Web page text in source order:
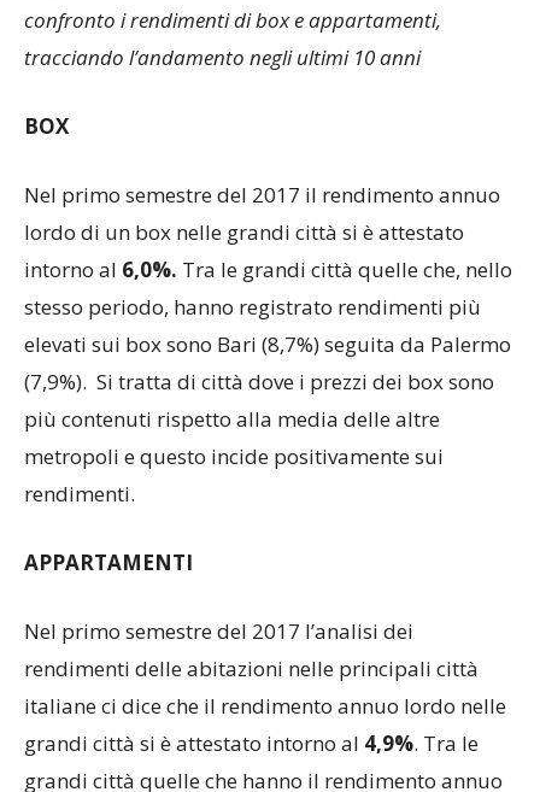
confronto i rendimenti di box e appartamenti,
tracciando l’andamento negli ultimi 10 anni
BOX
Nel primo semestre del 2017 il rendimento annuo
lordo di un box nelle grandi città si è attestato
intorno al 6,0%. Tra le grandi città quelle che, nello
stesso periodo, hanno registrato rendimenti più
elevati sui box sono Bari (8,7%) seguita da Palermo
(7,9%). Si tratta di città dove i prezzi dei box sono
più contenuti rispetto alla media delle altre
metropoli e questo incide positivamente sui
rendimenti.
APPARTAMENTI
Nel primo semestre del 2017 l’analisi dei
rendimenti delle abitazioni nelle principali città
italiane ci dice che il rendimento annuo lordo nelle
grandi città si è attestato intorno al 4,9%. Tra le
grandi città quelle che hanno il rendimento annuo